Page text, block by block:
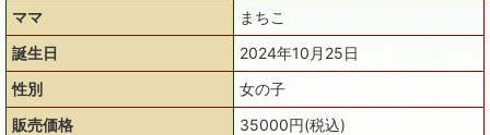
ママ
まちこ
誕生日
2024年10月25日
性別
女の子
販売価格
35000円(税込)